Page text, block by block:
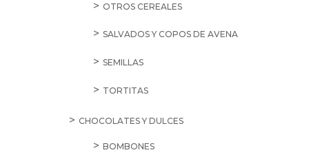
OTROS CEREALES
SALVADOS Y COPOS DE AVENA
SEMILLAS
TORTITAS
CHOCOLATES Y DULCES
BOMBONES